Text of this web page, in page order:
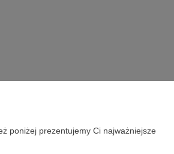
poniżej prezentujemy Ci najważniejsze